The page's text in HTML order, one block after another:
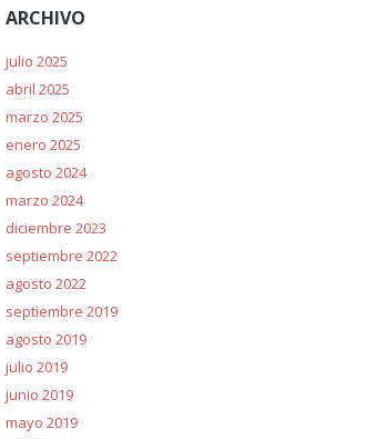
ARCHIVO
julio 2025
abril 2025
marzo 2025
enero 2025
agosto 2024
marzo 2024
diciembre 2023
septiembre 2022
agosto 2022
septiembre 2019
agosto 2019
julio 2019
junio 2019
mayo 2019